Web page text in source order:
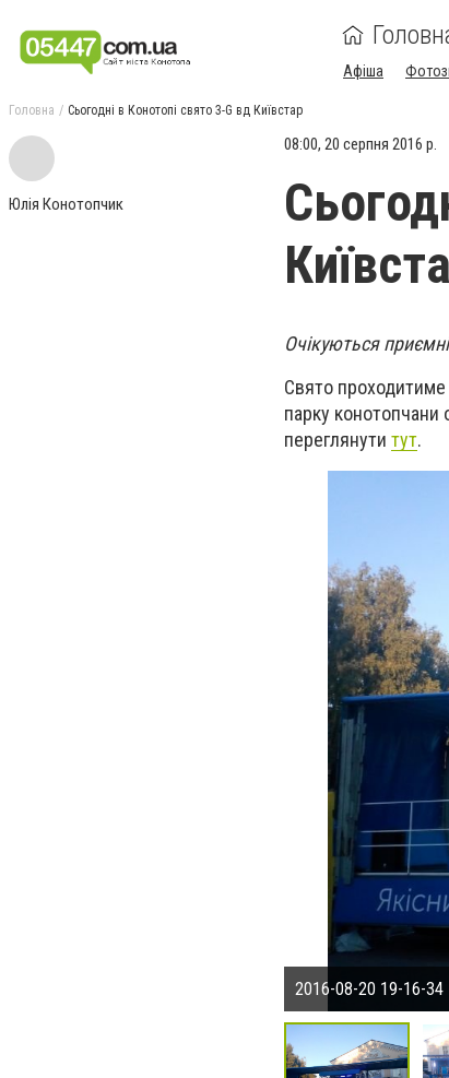
Афіша
Головна Сьогодні в Конотопі свято 3-G вд Київстар
Юлія Конотопчик
08:00, 20 серпня 2016 р.
Очікуються
Свято
парку конотопчани
переглянути тут.
2016-08-20 19-16-34